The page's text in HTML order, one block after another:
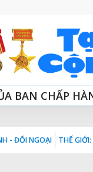
BAN CHẤP
- ĐỐI NGOẠI THẾ